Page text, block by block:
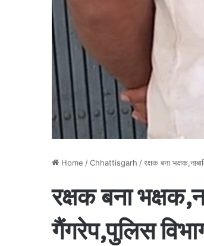
Home /Chhattisgarh /रक्षक बना
रक्षक बना
गैंगरेप,पुलिस